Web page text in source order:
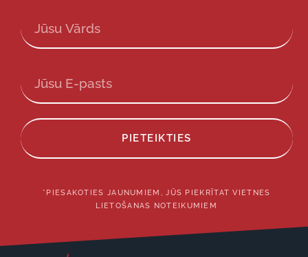
PIETEIKTIES
*PIESAKOTIES JAUNUMIEM, JŪS PIEKRĪTAT VIETNES
LIETOŠANAS NOTEIKUMIEM